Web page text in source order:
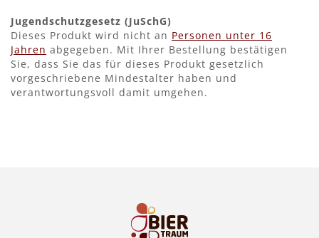
Jugendschutzgesetz (JuSchG)
Dieses Produkt wird nicht an Personen unter 16
Jahren abgegeben. Mit Ihrer Bestellung bestätigen
Sie, dass Sie das für dieses Produkt gesetzlich
vorgeschriebene Mindestalter haben und
verantwortungsvoll damit umgehen.